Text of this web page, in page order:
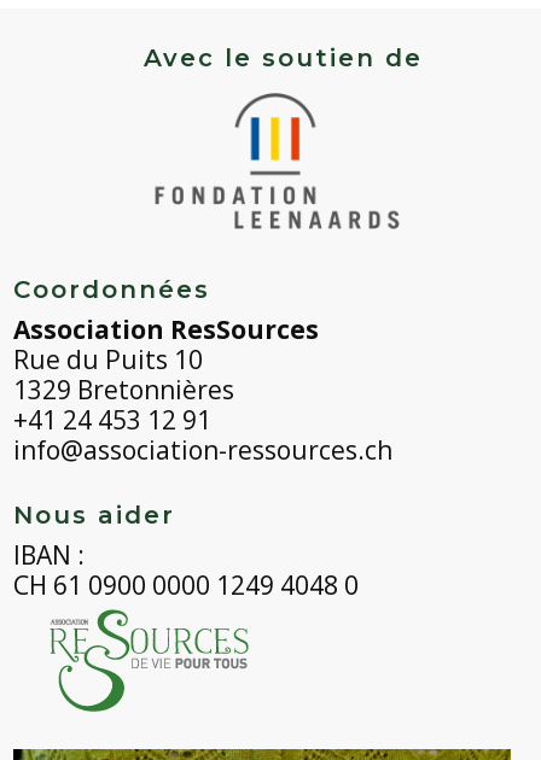
Avec le soutien de
Coordonnées
Association ResSources
Rue du Puits 10
1329 Bretonnières
+41 24 453 12 91
info@association-ressources.ch
Nous aider
IBAN :
CH 61 0900 0000 1249 4048 0